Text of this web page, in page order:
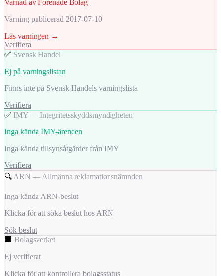
Varnad av Förenade Bolag
Varning publicerad 2017-07-10
Läs varningen →
Verifiera
✅ Svensk Handel
Ej på varningslistan
Finns inte på Svensk Handels varningslista
Verifiera
✅ IMY — Integritetsskyddsmyndigheten
Inga kända IMY-ärenden
Inga kända tillsynsåtgärder från IMY
Verifiera
🔍 ARN — Allmänna reklamationsnämnden
Inga kända ARN-beslut
Klicka för att söka beslut hos ARN
Sök beslut
🏢 Bolagsverket
Ej verifierat
Klicka för att kontrollera bolagsstatus